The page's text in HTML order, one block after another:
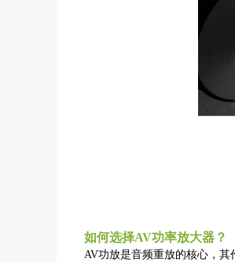
如何选择AV功率放大器？
AV功放是音频重放的核心，其